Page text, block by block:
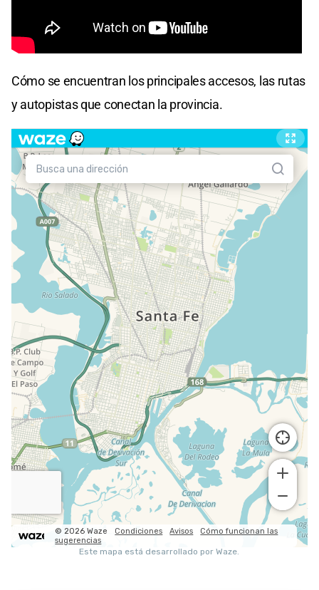
Cómo se encuentran los principales accesos, las rutas
y autopistas que conectan la provincia.